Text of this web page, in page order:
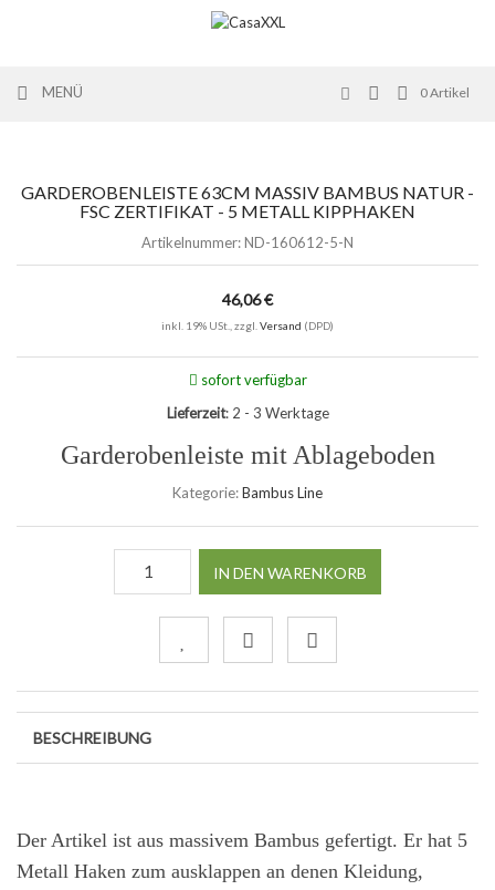
MENÜ 0Artikel
GARDEROBENLEISTE 63CM MASSIV BAMBUS NATUR -
FSC ZERTIFIKAT - 5 METALL KIPPHAKEN
Artikelnummer:ND-160612-5-N
46,06 €
inkl. 19% USt., zzgl. Versand (DPD)
sofort verfügbar
Lieferzeit: 2 - 3 Werktage
Garderobenleiste mit Ablageboden
Kategorie:Bambus Line
IN DEN WARENKORB
BESCHREIBUNG
Der Artikel ist aus massivem Bambus gefertigt. Er hat 5
Metall Haken zum ausklappen an denen Kleidung,